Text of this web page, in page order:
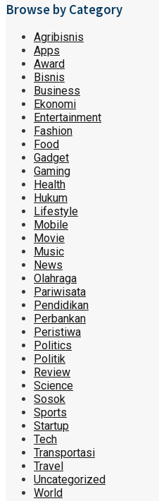
Browse by Category
Agribisnis
Apps
Award
Bisnis
Business
Ekonomi
Entertainment
Fashion
Food
Gadget
Gaming
Health
Hukum
Lifestyle
Mobile
Movie
Music
News
Olahraga
Pariwisata
Pendidikan
Perbankan
Peristiwa
Politics
Politik
Review
Science
Sosok
Sports
Startup
Tech
Transportasi
Travel
Uncategorized
World